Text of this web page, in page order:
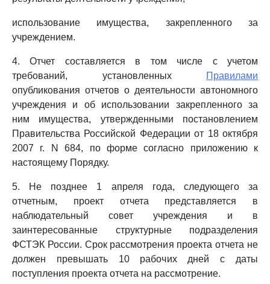
использование имущества, закрепленного за
учреждением.
4. Отчет составляется в том числе с учетом
требований, установленных
Правилами
опубликования отчетов о деятельности автономного
учреждения и об использовании закрепленного за
ним имущества, утвержденными постановлением
Правительства Российской Федерации от 18 октября
2007 г. N 684, по форме согласно приложению к
настоящему Порядку.
5. Не позднее 1 апреля года, следующего за
отчетным, проект отчета представляется в
наблюдательный совет учреждения и в
заинтересованные структурные подразделения
ФСТЭК России. Срок рассмотрения проекта отчета не
должен превышать 10 рабочих дней с даты
поступления проекта отчета на рассмотрение.